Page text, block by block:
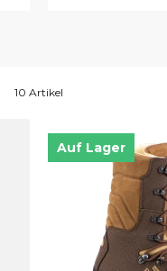
10 Artikel
Auf Lager